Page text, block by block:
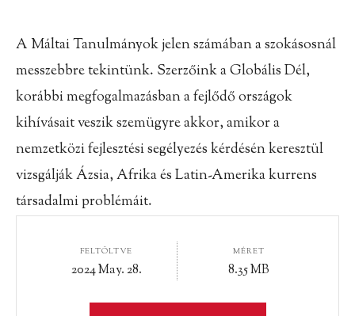
A Máltai Tanulmányok jelen számában a szokásosnál
messzebbre tekintünk. Szerzőink a Globális Dél,
korábbi megfogalmazásban a fejlődő országok
kihívásait veszik szemügyre akkor, amikor a
nemzetközi fejlesztési segélyezés kérdésén keresztül
vizsgálják Ázsia, Afrika és Latin-Amerika kurrens
társadalmi problémáit.
FELTÖLTVE
2024 May. 28.
MÉRET
8.35 MB